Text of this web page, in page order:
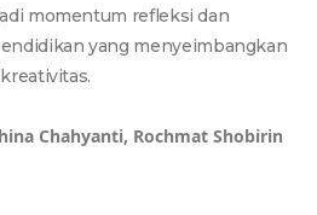
momentum refleksi dan
yang menyeimbangkan
Chahyanti, Rochmat Shobirin